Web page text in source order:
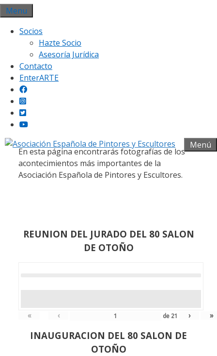
Saltar
al
contenido
Menu
Socios
Hazte Socio
Asesoría Jurídica
Contacto
EnterARTE
Menú
Galería fotográfica
En esta página encontrarás fotografías de los
acontecimientos más importantes de la
Asociación Española de Pintores y Escultores.
REUNION DEL JURADO DEL 80 SALON
DE OTOÑO
« ‹ de 21 › »
INAUGURACION DEL 80 SALON DE
OTOÑO